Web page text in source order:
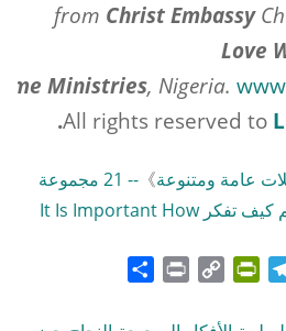
from Christ Embassy
Love
Ministries, Nigeria.
All rights reserved to
.
》
-- 21 مجموعة
من المهم كيف تفكر It Is Important How
Telegram
PrintFriendly
Copy
Print